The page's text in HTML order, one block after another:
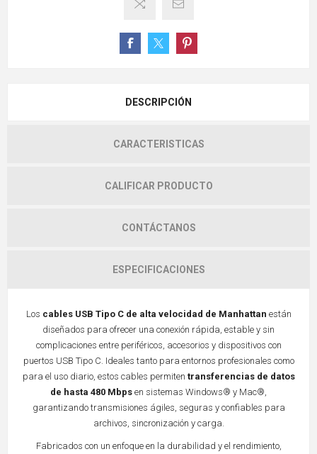
DESCRIPCIÓN
CARACTERISTICAS
CALIFICAR PRODUCTO
CONTÁCTANOS
ESPECIFICACIONES
Los cables USB Tipo C de alta velocidad de Manhattan están
diseñados para ofrecer una conexión rápida, estable y sin
complicaciones entre periféricos, accesorios y dispositivos con
puertos USB Tipo C. Ideales tanto para entornos profesionales como
para el uso diario, estos cables permiten transferencias de datos
de hasta 480 Mbps en sistemas Windows® y Mac®,
garantizando transmisiones ágiles, seguras y confiables para
archivos, sincronización y carga.
Fabricados con un enfoque en la durabilidad y el rendimiento,